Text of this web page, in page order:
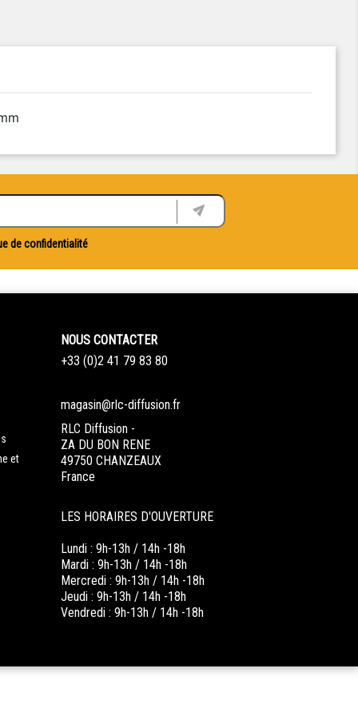
de confidentialité
et
NOUS CONTACTER
+33 (0)2 41 79 83 80
magasin@rlc-diffusion.fr
RLC Diffusion -
ZA DU BON RENE
49750 CHANZEAUX
France
LES HORAIRES D'OUVERTURE
Lundi : 9h-13h / 14h -18h
Mardi : 9h-13h / 14h -18h
Mercredi : 9h-13h / 14h -18h
Jeudi : 9h-13h / 14h -18h
Vendredi : 9h-13h / 14h -18h